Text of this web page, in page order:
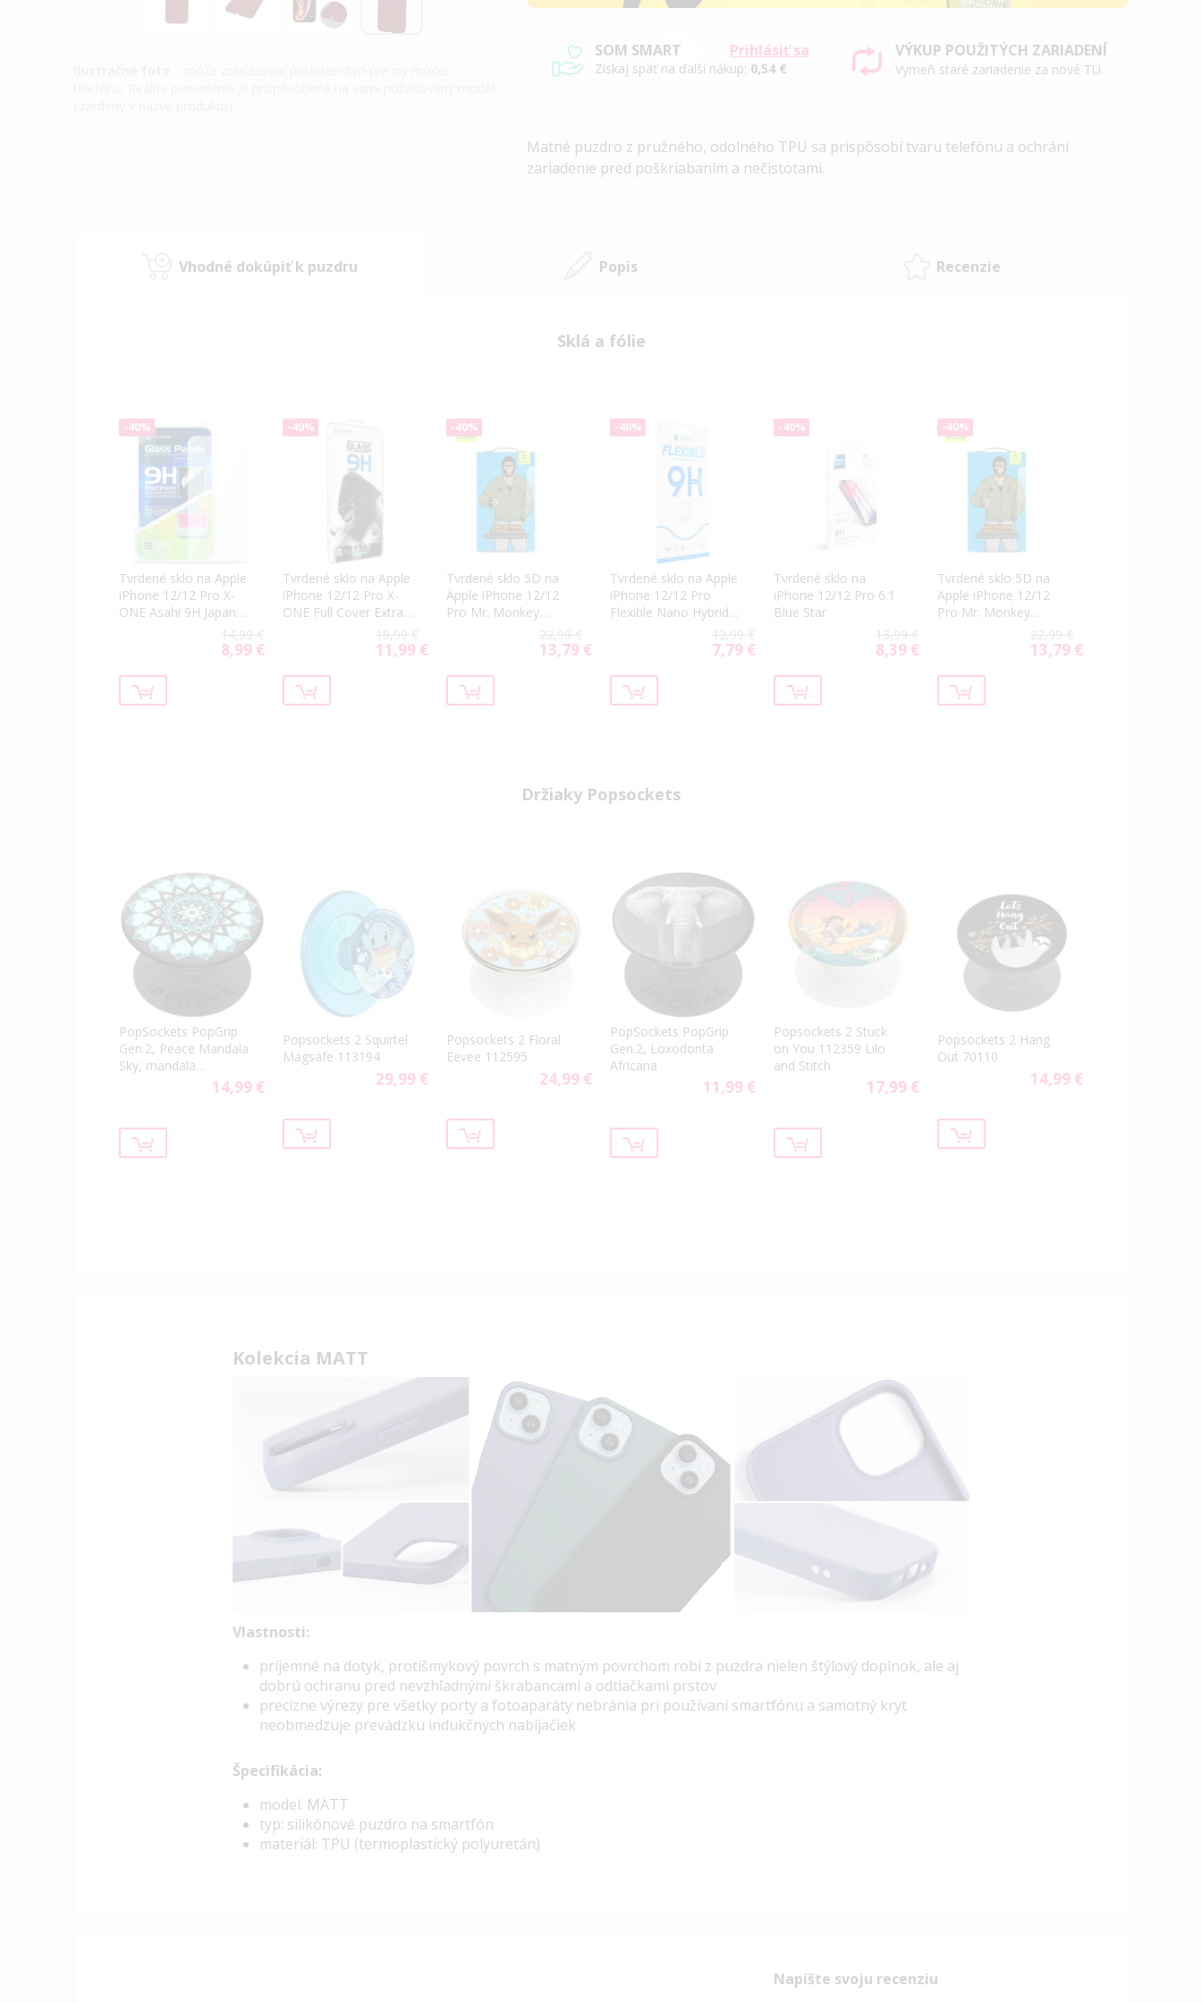
Prihlásiť sa
SOM SMART
Získaj späť na ďalší nákup: 0,54 €
VÝKUP POUŽITÝCH ZARIADENÍ
Vymeň staré zariadenie za nové TU.
Matné puzdro z pružného, ​​odolného TPU sa prispôsobí tvaru telefónu a ochráni
zariadenie pred poškriabaním a nečistotami.
Vhodné dokúpiť k puzdru Popis Recenzie
Sklá a fólie
-40%
Tvrdené sklo na Apple
iPhone 12/12 Pro X-
ONE Asahi 9H Japan
14,99 €
Special
8,99 €
-40%
Tvrdené sklo na Apple
iPhone 12/12 Pro X-
ONE Full Cover Extra
Strong Crystal Clear
9H Full Glue čierne
19,99 €
Special
11,99 €
-40%
Tvrdené sklo 5D na
Apple iPhone 12/12
Pro Mr. Monkey
22,99 €
Special
13,79 €
-40%
Tvrdené sklo na Apple
iPhone 12/12 Pro
Flexible Nano Hybrid
12,99 €
Special
7,79 €
-40%
Tvrdené sklo na
iPhone 12/12 Pro 6.1
Blue Star
13,99 €
Special
8,39 €
-40%
Tvrdené sklo 5D na
Apple iPhone 12/12
Pro Mr. Monkey
čierne (Strong Privacy)
22,99 €
Special
13,79 €
Držiaky Popsockets
PopSockets PopGrip
Gen.2, Peace Mandala
Sky, mandala
14,99 €
Popsockets 2 Squirtel
Magsafe 113194
29,99 €
Popsockets 2 Floral
Eevee 112595
24,99 €
PopSockets PopGrip
Gen.2, Loxodonta
Africana
11,99 €
Popsockets 2 Stuck
on You 112359 Lilo
and Stitch
17,99 €
Popsockets 2 Hang
Out 70110
14,99 €
Kolekcia MATT
Vlastnosti:
príjemné na dotyk, protišmykový povrch s matným povrchom robí z puzdra nielen štýlový doplnok, ale aj
dobrú ochranu pred nevzhľadnými škrabancami a odtlačkami prstov
precízne výrezy pre všetky porty a fotoaparáty nebránia pri používaní smartfónu a samotný kryt
neobmedzuje prevádzku indukčných nabíjačiek
Špecifikácia:
model: MATT
typ: silikónové puzdro na smartfón
materiál: TPU (termoplastický polyuretán)
Napíšte svoju recenziu